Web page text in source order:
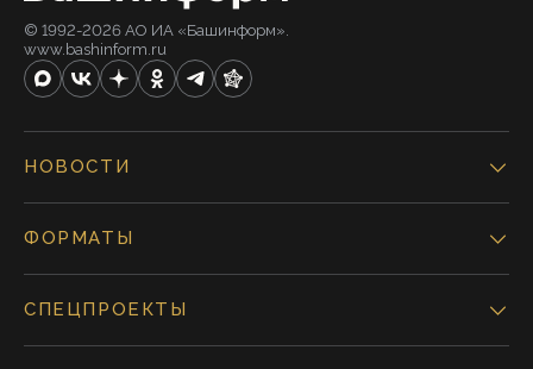
© 1992-2026 АО ИА «Башинформ».
www.bashinform.ru
НОВОСТИ
ФОРМАТЫ
СПЕЦПРОЕКТЫ